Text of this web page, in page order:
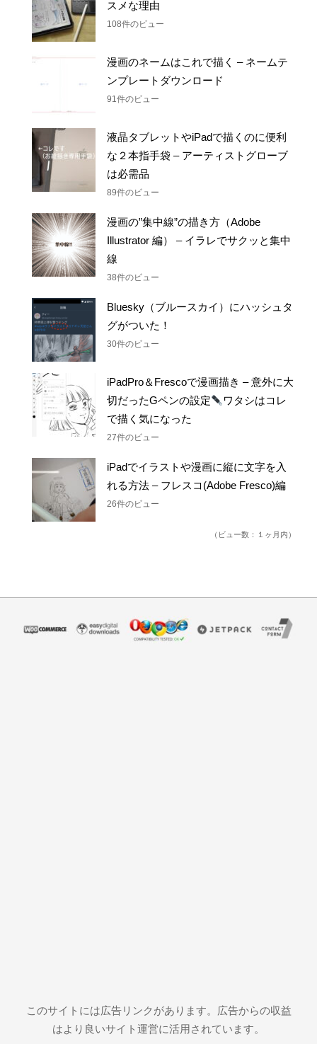
108件のビュー
漫画のネームはこれで描く – ネームテ
ンプレートダウンロード
91件のビュー
液晶タブレットやiPadで描くのに便利
な２本指手袋 – アーティストグローブ
は必需品
89件のビュー
漫画の”集中線”の描き方（Adobe
Illustrator 編） – イラレでサクッと集中
線
38件のビュー
Bluesky（ブルースカイ）にハッシュタ
グがついた！
30件のビュー
iPadPro＆Frescoで漫画描き – 意外に大
切だったGペンの設定
ワタシはコレ
で描く気になった
27件のビュー
iPadでイラストや漫画に縦に文字を入
れる方法 – フレスコ(Adobe Fresco)編
26件のビュー
このサイトには広告リンクがあります。広告からの収益
はより良いサイト運営に活用されています。